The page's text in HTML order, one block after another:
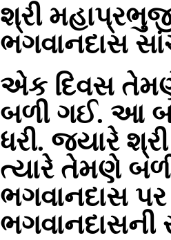
શ્રી
ભગવાનદાસ
એક દિવસ તેમણે
બળી ગઈ. આ
ધરી. જ્યારે
ત્યારે તેમણે
ભગવાનદાસ
ભગવાનદાસની